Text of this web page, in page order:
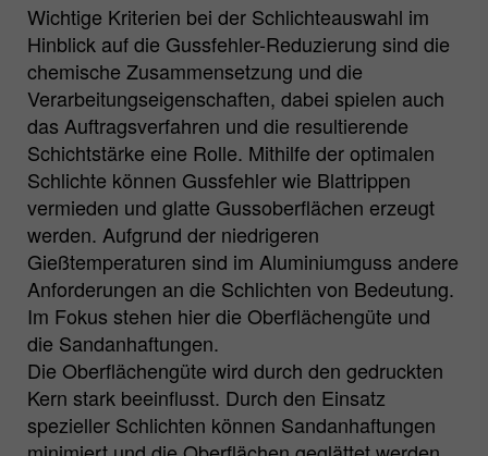
Wichtige Kriterien bei der Schlichteauswahl im
Hinblick auf die Gussfehler-Reduzierung sind die
chemische Zusammensetzung und die
Verarbeitungseigenschaften, dabei spielen auch
das Auftragsverfahren und die resultierende
Schichtstärke eine Rolle. Mithilfe der optimalen
Schlichte können Gussfehler wie Blattrippen
vermieden und glatte Gussoberflächen erzeugt
werden. Aufgrund der niedrigeren
Gießtemperaturen sind im Aluminiumguss andere
Anforderungen an die Schlichten von Bedeutung.
Im Fokus stehen hier die Oberflächengüte und
die Sandanhaftungen.
Die Oberflächengüte wird durch den gedruckten
Kern stark beeinflusst. Durch den Einsatz
spezieller Schlichten können Sandanhaftungen